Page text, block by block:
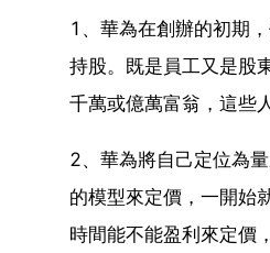
1、華為在創辦的初期
持股。既是員工又是股
千萬或億萬富翁，這些
2、華為將自己定位為
的模型來定價，一開始
時間能不能盈利來定價